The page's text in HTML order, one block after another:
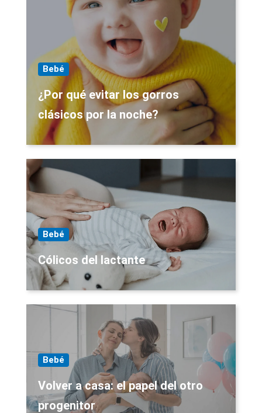
Bebé
¿Por qué evitar los gorros
clásicos por la noche?
Bebé
Cólicos del lactante
Bebé
Volver a casa: el papel del otro
progenitor